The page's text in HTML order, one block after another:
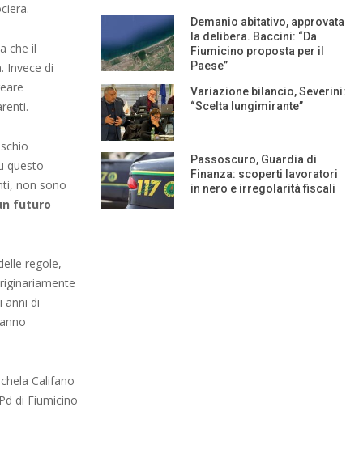
che il
Invece di
questo
non sono
futuro
regole,
anni di
Califano
di Fiumicino
Demanio abitativo, approvata
la delibera. Baccini: “Da
Fiumicino proposta per il
Paese”
Variazione bilancio, Severini:
“Scelta lungimirante”
Passoscuro, Guardia di
Finanza: scoperti lavoratori
in nero e irregolarità fiscali